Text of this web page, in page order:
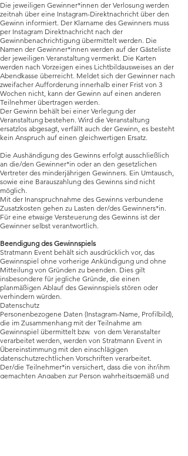
Die jeweiligen Gewinner*innen der Verlosung werden
zeitnah über eine Instagram-Direktnachricht über den
Gewinn informiert. Der Klarname des Gewinners muss
per Instagram Direktnachricht nach der
Gewinnbenachrichtigung übermittelt werden. Die
Namen der Gewinner*innen werden auf der Gästeliste
der jeweiligen Veranstaltung vermerkt. Die Karten
werden nach Vorzeigen eines Lichtbildausweises an der
Abendkasse überreicht. Meldet sich der Gewinner nach
zweifacher Aufforderung innerhalb einer Frist von 3
Wochen nicht, kann der Gewinn auf einen anderen
Teilnehmer übertragen werden.
Der Gewinn behält bei einer Verlegung der
Veranstaltung bestehen. Wird die Veranstaltung
ersatzlos abgesagt, verfällt auch der Gewinn, es besteht
kein Anspruch auf einen gleichwertigen Ersatz.
Die Aushändigung des Gewinns erfolgt ausschließlich
an die/den Gewinner*in oder an den gesetzlichen
Vertreter des minderjährigen Gewinners. Ein Umtausch,
sowie eine Barauszahlung des Gewinns sind nicht
möglich.
Mit der Inanspruchnahme des Gewinns verbundene
Zusatzkosten gehen zu Lasten der/des Gewinners*in.
Für eine etwaige Versteuerung des Gewinns ist der
Gewinner selbst verantwortlich.
Beendigung des Gewinnspiels
Stratmann Event behält sich ausdrücklich vor, das
Gewinnspiel ohne vorherige Ankündigung und ohne
Mitteilung von Gründen zu beenden. Dies gilt
insbesondere für jegliche Gründe, die einen
planmäßigen Ablauf des Gewinnspiels stören oder
verhindern würden.
Datenschutz
Personenbezogene Daten (Instagram-Name, Profilbild),
die im Zusammenhang mit der Teilnahme am
Gewinnspiel übermittelt bzw. von dem Veranstalter
verarbeitet werden, werden von Stratmann Event in
Übereinstimmung mit den einschlägigen
datenschutzrechtlichen Vorschriften verarbeitet.
Der/die Teilnehmer*in versichert, dass die von ihr/ihm
gemachten Angaben zur Person wahrheitsgemäß und